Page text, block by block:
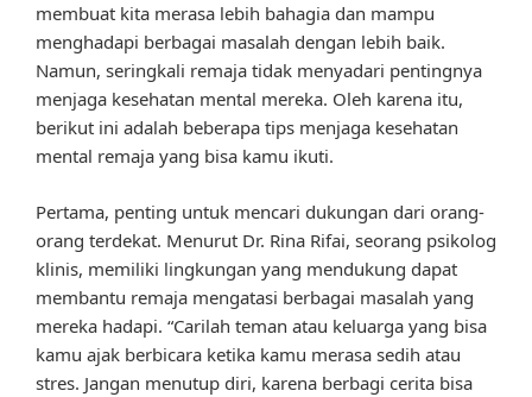
membuat kita merasa lebih bahagia dan mampu
menghadapi berbagai masalah dengan lebih baik.
Namun, seringkali remaja tidak menyadari pentingnya
menjaga kesehatan mental mereka. Oleh karena itu,
berikut ini adalah beberapa tips menjaga kesehatan
mental remaja yang bisa kamu ikuti.
Pertama, penting untuk mencari dukungan dari orang-
orang terdekat. Menurut Dr. Rina Rifai, seorang psikolog
klinis, memiliki lingkungan yang mendukung dapat
membantu remaja mengatasi berbagai masalah yang
mereka hadapi. “Carilah teman atau keluarga yang bisa
kamu ajak berbicara ketika kamu merasa sedih atau
stres. Jangan menutup diri, karena berbagi cerita bisa